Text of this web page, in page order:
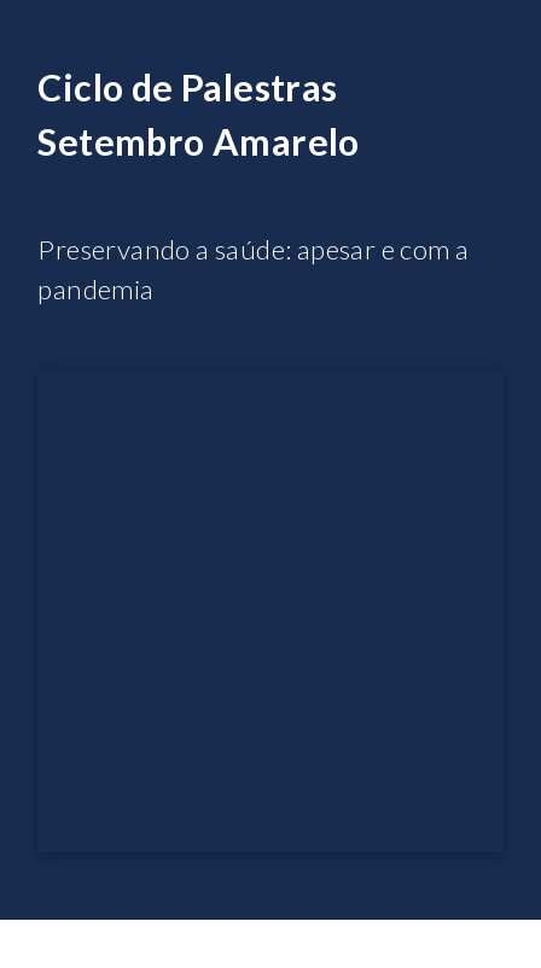
Ciclo de Palestras
Setembro Amarelo
Preservando a saúde: apesar e com a
pandemia